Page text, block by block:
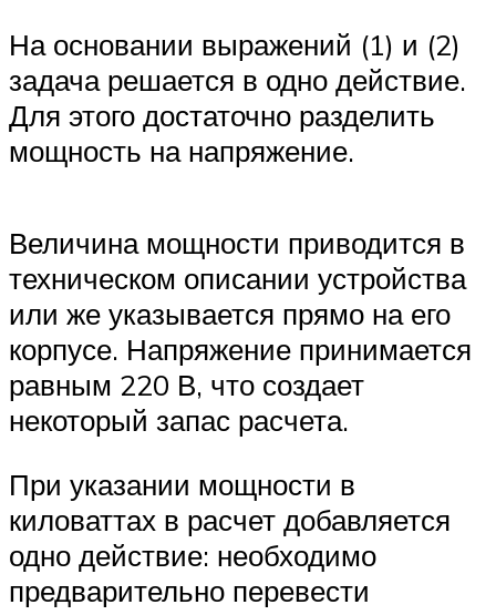
На основании выражений (1) и (2)
задача решается в одно действие.
Для этого достаточно разделить
мощность на напряжение.
Величина мощности приводится в
техническом описании устройства
или же указывается прямо на его
корпусе. Напряжение принимается
равным 220 В, что создает
некоторый запас расчета.
При указании мощности в
киловаттах в расчет добавляется
одно действие: необходимо
предварительно перевести